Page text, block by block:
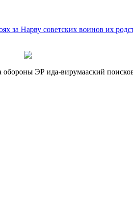
за Нарву советских воинов их
ЭР ида-вирумааский